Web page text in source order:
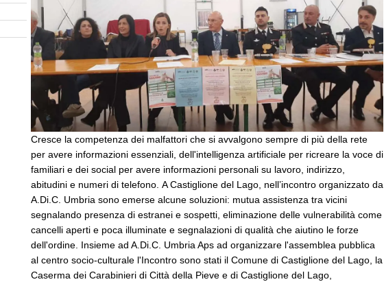
Cresce la competenza dei malfattori che si avvalgono sempre di più della rete
per avere informazioni essenziali, dell'intelligenza artificiale per ricreare la voce di
familiari e dei social per avere informazioni personali su lavoro, indirizzo,
abitudini e numeri di telefono. A Castiglione del Lago, nell’incontro organizzato da
A.Di.C. Umbria sono emerse alcune soluzioni: mutua assistenza tra vicini
segnalando presenza di estranei e sospetti, eliminazione delle vulnerabilità come
cancelli aperti e poca illuminate e segnalazioni di qualità che aiutino le forze
dell'ordine. Insieme ad A.Di.C. Umbria Aps ad organizzare l'assemblea pubblica
al centro socio-culturale l'Incontro sono stati il Comune di Castiglione del Lago, la
Caserma dei Carabinieri di Città della Pieve e di Castiglione del Lago,